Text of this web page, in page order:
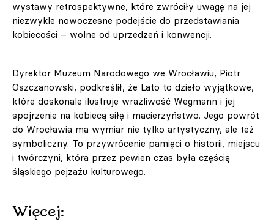
wystawy retrospektywne, które zwróciły uwagę na jej
niezwykle nowoczesne podejście do przedstawiania
kobiecości – wolne od uprzedzeń i konwencji.
Dyrektor Muzeum Narodowego we Wrocławiu, Piotr
Oszczanowski, podkreślił, że Lato to dzieło wyjątkowe,
które doskonale ilustruje wrażliwość Wegmann i jej
spojrzenie na kobiecą siłę i macierzyństwo. Jego powrót
do Wrocławia ma wymiar nie tylko artystyczny, ale też
symboliczny. To przywrócenie pamięci o historii, miejscu
i twórczyni, która przez pewien czas była częścią
śląskiego pejzażu kulturowego.
Więcej: